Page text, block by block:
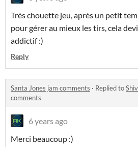
Très chouette jeu, après un petit
pour gérer au mieux les tirs, cela
addictif :)
Reply
Santa Jones jam comments · Replied to
comments
6 years ago
Merci beaucoup :)